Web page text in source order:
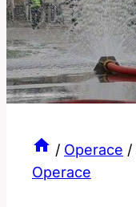
/ Operace /
Operace